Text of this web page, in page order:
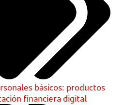
básicos: productos
financiera digital